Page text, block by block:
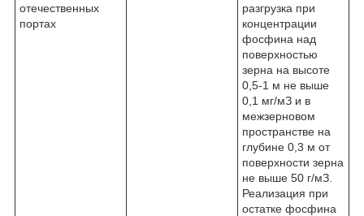
отечественных
портах
разгрузка при
концентрации
фосфина над
поверхностью
зерна на высоте
0,5-1 м не выше
0,1 мг/мЗ и в
межзерновом
пространстве на
глубине 0,3 м от
поверхности зерна
не выше 50 г/мЗ.
Реализация при
остатке фосфина